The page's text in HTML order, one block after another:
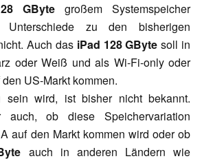
GByte großem Systemspeicher
Unterschiede zu den bisherigen
Auch das iPad 128 GByte soll in
oder Weiß und als Wi-Fi-only oder
US-Markt kommen.
sein wird, ist bisher nicht bekannt.
ob diese Speichervariation
auf den Markt kommen wird oder ob
auch in anderen Ländern wie